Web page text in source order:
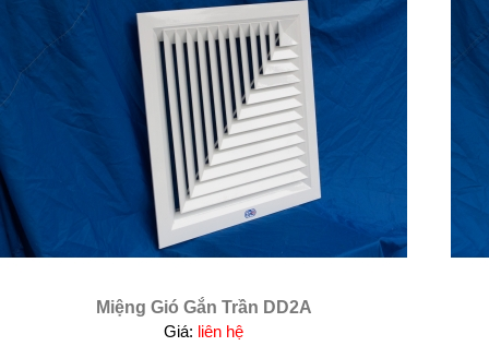
Miệng Gió Gắn Trần DD2A
Giá: liên hệ